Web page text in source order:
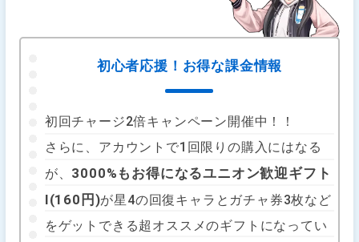
初心者応援！お得な課金情報
初回チャージ2倍キャンペーン開催中！！
さらに、アカウントで1回限りの購入にはなる
が、 3000%もお得になるユニオン歓迎ギフト
Ⅰ(160円)が星4の回復キャラとガチャ券3枚など
をゲットできる超オススメのギフトになってい